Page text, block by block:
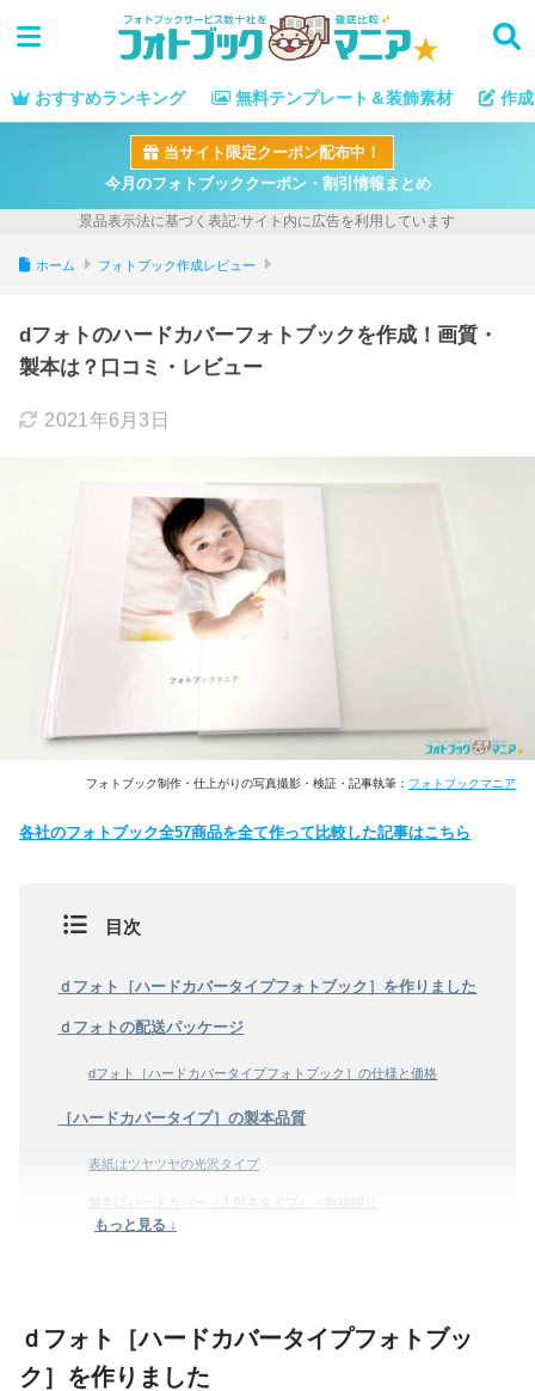
おすすめランキング 無料テンプレート＆装飾素材 作
当サイト限定クーポン配布中！
今月のフォトブッククーポン・割引情報まとめ
ホーム フォトブック作成レビュー
dフォトのハードカバーフォトブックを作成！画質・
製本は？口コミ・レビュー
2021年6月3日
フォトブック制作・仕上がりの写真撮影・検証・記事執筆： フォトブックマニア
各社のフォトブック全57商品を全て作って比較した記事はこちら
目次
ｄフォト［ハードカバータイプフォトブック］を作りました
ｄフォトの配送パッケージ
dフォト［ハードカバータイプフォトブック］の仕様と価格
［ハードカバータイプ］の製本品質
表紙はツヤツヤの光沢タイプ
製本はハードカバー（上製本タイプ）・無線綴じ
［ハードカバータイプ］のページレイアウト
もっと見る ↓
ｄフォト［ハードカバータイプフォトブッ
ク］を作りました